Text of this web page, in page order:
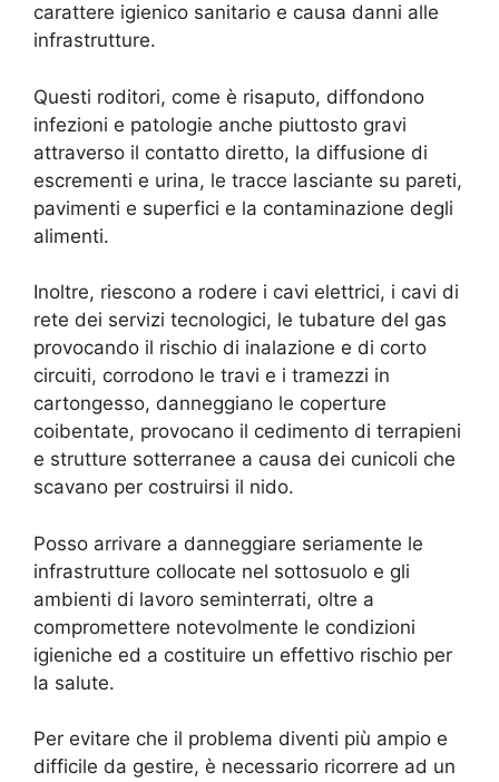
carattere igienico sanitario e causa danni alle
infrastrutture.
Questi roditori, come è risaputo, diffondono
infezioni e patologie anche piuttosto gravi
attraverso il contatto diretto, la diffusione di
escrementi e urina, le tracce lasciante su pareti,
pavimenti e superfici e la contaminazione degli
alimenti.
Inoltre, riescono a rodere i cavi elettrici, i cavi di
rete dei servizi tecnologici, le tubature del gas
provocando il rischio di inalazione e di corto
circuiti, corrodono le travi e i tramezzi in
cartongesso, danneggiano le coperture
coibentate, provocano il cedimento di terrapieni
e strutture sotterranee a causa dei cunicoli che
scavano per costruirsi il nido.
Posso arrivare a danneggiare seriamente le
infrastrutture collocate nel sottosuolo e gli
ambienti di lavoro seminterrati, oltre a
compromettere notevolmente le condizioni
igieniche ed a costituire un effettivo rischio per
la salute.
Per evitare che il problema diventi più ampio e
difficile da gestire, è necessario ricorrere ad un